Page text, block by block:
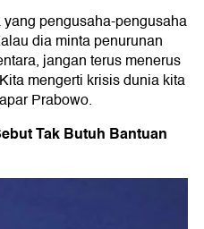
pengusaha-pengusaha
dia minta penurunan
jangan terus menerus
mengerti krisis dunia kita
Prabowo.
Tak Butuh Bantuan